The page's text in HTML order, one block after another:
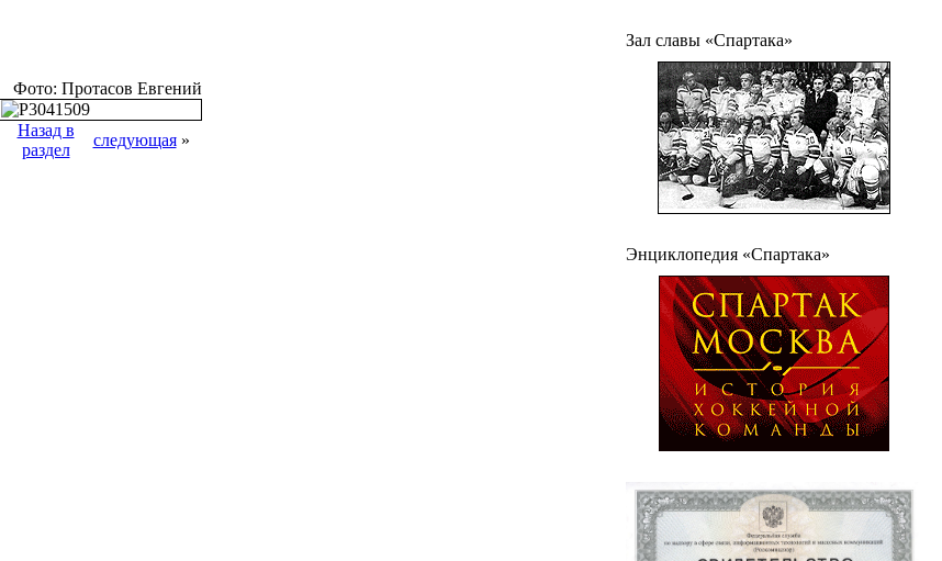
Фото: Протасов Евгений
Назад в
раздел
следующая»
Зал славы «Спартака»
Энциклопедия «Спартака»